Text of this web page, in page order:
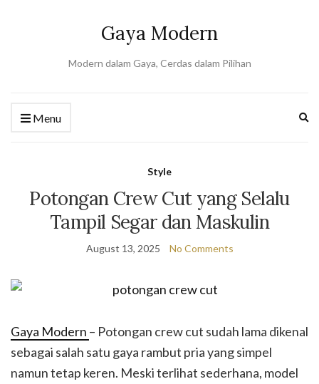
Gaya Modern
Modern dalam Gaya, Cerdas dalam Pilihan
Menu
Style
Potongan Crew Cut yang Selalu
Tampil Segar dan Maskulin
August 13, 2025 No Comments
Gaya Modern – Potongan crew cut sudah lama dikenal
sebagai salah satu gaya rambut pria yang simpel
namun tetap keren. Meski terlihat sederhana, model